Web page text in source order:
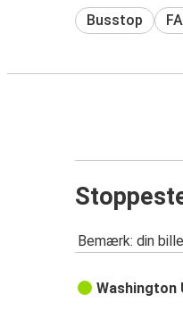
Busstop
Bemærk: din
Washington